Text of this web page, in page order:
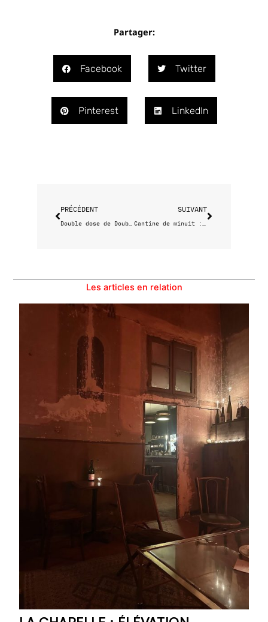
Partager:
Facebook Twitter
Pinterest LinkedIn
PRÉCÉDENT
Double dose de Double Zéro
SUIVANT
Cantine de minuit : le snack hybride de Samia et ses amies
Les articles en relation